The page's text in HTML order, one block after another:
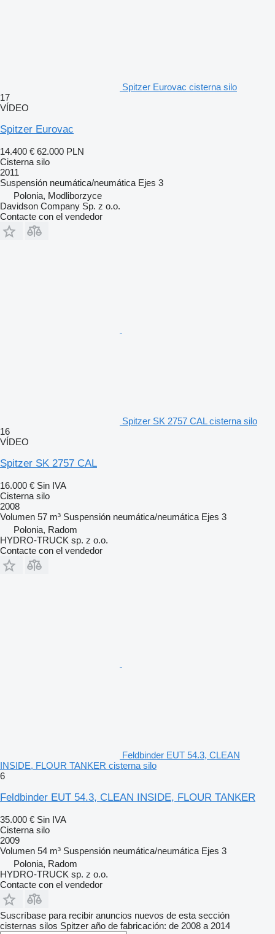
Spitzer Eurovac cisterna silo
17
VÍDEO
Spitzer Eurovac
14.400 € 62.000 PLN
Cisterna silo
2011
Suspensión neumática/neumática Ejes 3
Polonia, Modliborzyce
Davidson Company Sp. z o.o.
Contacte con el vendedor
Spitzer SK 2757 CAL cisterna silo
16
VÍDEO
Spitzer SK 2757 CAL
16.000 € Sin IVA
Cisterna silo
2008
Volumen 57 m³ Suspensión neumática/neumática Ejes 3
Polonia, Radom
HYDRO-TRUCK sp. z o.o.
Contacte con el vendedor
Feldbinder EUT 54.3, CLEAN
INSIDE, FLOUR TANKER cisterna silo
6
Feldbinder EUT 54.3, CLEAN INSIDE, FLOUR TANKER
35.000 € Sin IVA
Cisterna silo
2009
Volumen 54 m³ Suspensión neumática/neumática Ejes 3
Polonia, Radom
HYDRO-TRUCK sp. z o.o.
Contacte con el vendedor
Suscríbase para recibir anuncios nuevos de esta sección
cisternas silos Spitzer año de fabricación: de 2008 a 2014